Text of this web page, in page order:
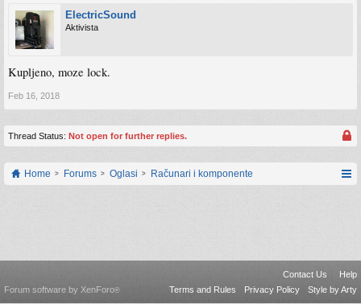
ElectricSound
Aktivista
Kupljeno, moze lock.
Feb 16, 2018
Thread Status: Not open for further replies.
Home Forums Oglasi Računari i komponente
Contact Us
Help
Terms and Rules
Privacy Policy Style by Arty
Forum software by XenForo®